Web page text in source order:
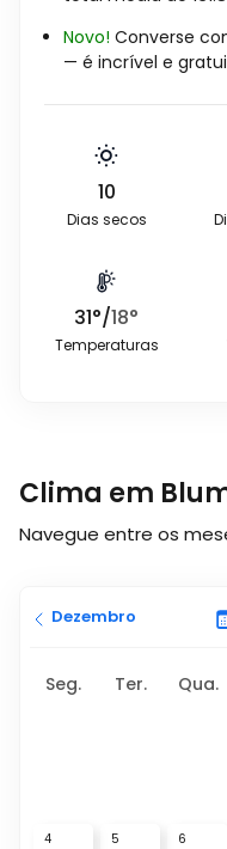
Novo! Converse
— é incrível e
10
Dias secos
31°/18°
Temperaturas
Clima em
Navegue entre os
Dezembro
Seg. Ter. Qua.
4 5 6